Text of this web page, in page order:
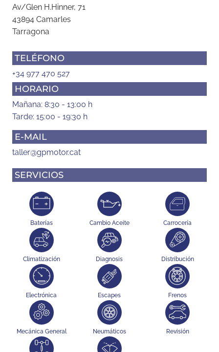
Av/Glen H.Hinner, 71
43894 Camarles
Tarragona
TELÉFONO
+34 977 470 527
HORARIO
Mañana: 8:30 - 13:00 h
Tarde: 15:00 - 19:30 h
E-MAIL
taller@gpmotor.cat
SERVICIOS
Baterías Cambio Aceite Carrocería
Climatización Diagnosis Distribución
Electrónica Escapes Frenos
Mecánica General Neumáticos Revisión